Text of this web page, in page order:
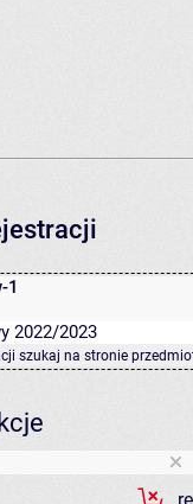
1
2022/2023
szukaj na stronie